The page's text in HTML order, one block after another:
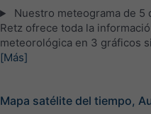
Nuestro meteograma de 5
Retz ofrece toda la
meteorológica en 3 gráficos
[Más]
Mapa satélite del tiempo,